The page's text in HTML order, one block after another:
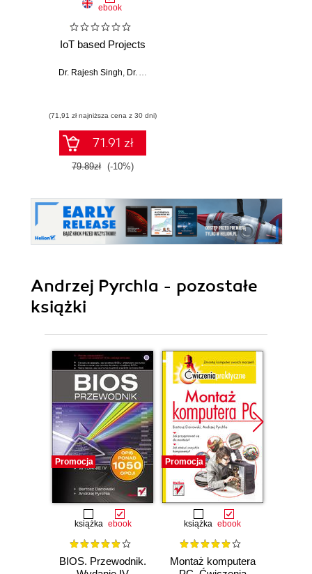
ebook
IoT based Projects
Dr. Rajesh Singh, Dr. Anita Gehlot
(71,91 zł najniższa cena z 30 dni)
71.91 zł
79.89zł (-10%)
Andrzej Pyrchla - pozostałe
książki
Promocja
książka ebook
BIOS. Przewodnik.
Promocja
książka ebook
Montaż komputera